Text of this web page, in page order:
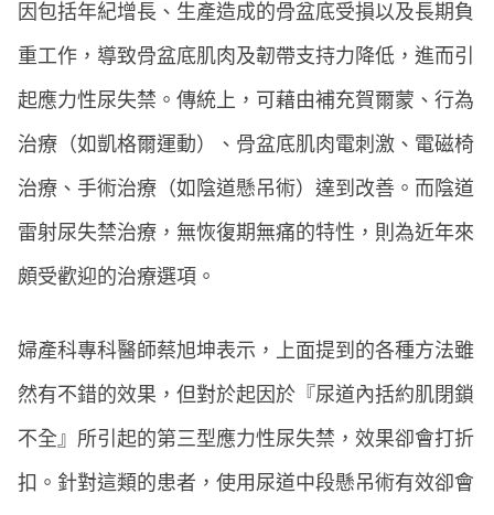
因包括年紀增長、生產造成的骨盆底受損以及長期負
重工作，導致骨盆底肌肉及韌帶支持力降低，進而引
起應力性尿失禁。傳統上，可藉由補充賀爾蒙、行為
治療（如凱格爾運動）、骨盆底肌肉電刺激、電磁椅
治療、手術治療（如陰道懸吊術）達到改善。而陰道
雷射尿失禁治療，無恢復期無痛的特性，則為近年來
頗受歡迎的治療選項。
婦產科專科醫師蔡旭坤表示，上面提到的各種方法雖
然有不錯的效果，但對於起因於『尿道內括約肌閉鎖
不全』所引起的第三型應力性尿失禁，效果卻會打折
扣。針對這類的患者，使用尿道中段懸吊術有效卻會